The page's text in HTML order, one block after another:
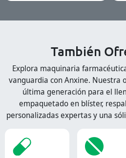
También
Explora maquinaria
vanguardia con Anxine. Nuestra
última generación para el
empaquetado en blíster,
personalizadas expertas y una